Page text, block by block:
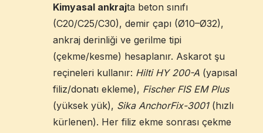
Kimyasal ankrajta beton sınıfı
(C20/C25/C30), demir çapı (Ø10–Ø32),
ankraj derinliği ve gerilme tipi
(çekme/kesme) hesaplanır. Askarot şu
reçineleri kullanır: Hilti HY 200-A (yapısal
filiz/donatı ekleme), Fischer FIS EM Plus
(yüksek yük), Sika AnchorFix-3001(hızlı
kürlenen). Her filiz ekme sonrası çekme